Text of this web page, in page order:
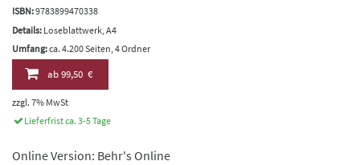
ISBN:9783899470338
Details: Loseblattwerk, A4
Umfang:ca. 4.200 Seiten, 4 Ordner
ab99,50 €
zzgl. 7% MwSt
Lieferfrist ca. 3-5 Tage
Online Version: Behr's Online